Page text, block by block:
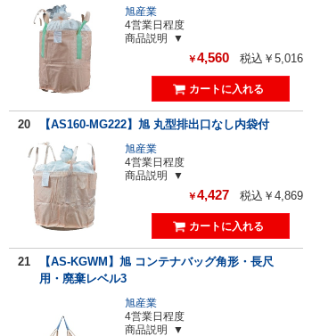
旭産業
4営業日程度
商品説明
￥4,560 税込￥5,016
20 【AS160-MG222】旭 丸型排出口なし内袋付
旭産業
4営業日程度
商品説明
￥4,427 税込￥4,869
21
【AS-KGWM】旭 コンテナバッグ角形・長尺
用・廃棄レベル3
旭産業
4営業日程度
商品説明